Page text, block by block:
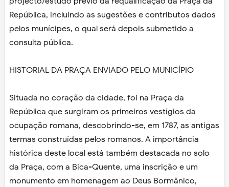
República, incluindo as sugestões e contributos dados
pelos munícipes, o qual será depois submetido a
consulta pública.
HISTORIAL DA PRAÇA ENVIADO PELO MUNICÍPIO
Situada no coração da cidade, foi na Praça da
República que surgiram os primeiros vestígios da
ocupação romana, descobrindo-se, em 1787, as antigas
termas construídas pelos romanos. A importância
histórica deste local está também destacada no solo
da Praça, com a Bica-Quente, uma inscrição e um
monumento em homenagem ao Deus Bormânico,